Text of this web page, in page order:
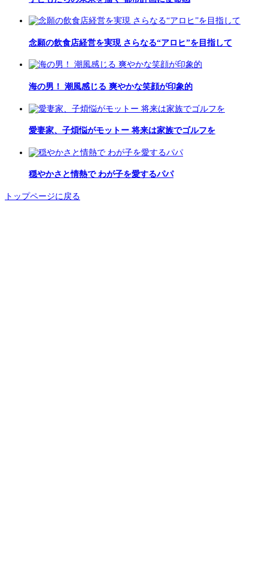
念願の飲食店経営を実現 さらなる“アロヒ”を目指して
海の男！ 潮風感じる 爽やかな笑顔が印象的
愛妻家、子煩悩がモットー 将来は家族でゴルフを
穏やかさと情熱で わが子を愛するパパ
トップページに戻る